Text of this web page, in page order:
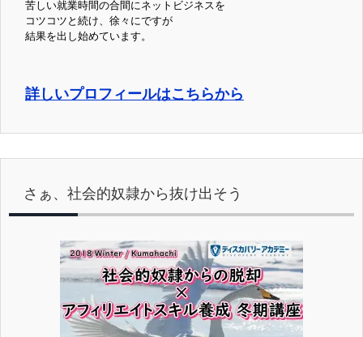
苦しい就業時間の合間にネットビジネスを
コツコツと続け、徐々にですが
結果を出し始めています。
詳しいプロフィールはこちらから
さぁ、社会的奴隷から抜け出そう